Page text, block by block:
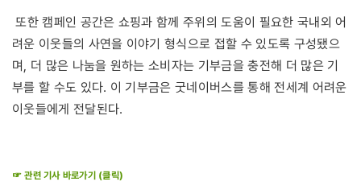
또한 캠페인 공간은 쇼핑과 함께 주위의 도움이 필요한 국내외 어
려운 이웃들의 사연을 이야기 형식으로 접할 수 있도록 구성됐으
며, 더 많은 나눔을 원하는 소비자는 기부금을 충전해 더 많은 기
부를 할 수도 있다. 이 기부금은 굿네이버스를 통해 전세계 어려운
이웃들에게 전달된다.
☞ 관련 기사 바로가기 (클릭)